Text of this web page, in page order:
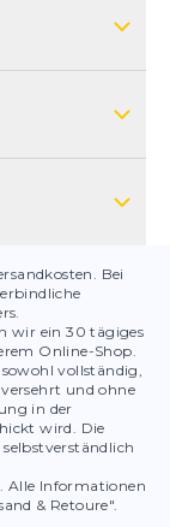
Bei
wir ein 30 tägiges
Online-Shop.
vollständig,
und ohne
in der
wird. Die
Alle Informationen
& Retoure".